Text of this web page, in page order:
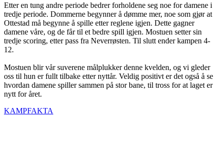
Etter en tung andre periode bedrer forholdene seg noe for damene i
tredje periode. Dommerne begynner å dømme mer, noe som gjør at
Ottestad må begynne å spille etter reglene igjen. Dette gagner
damene våre, og de får til et bedre spill igjen. Mostuen setter sin
tredje scoring, etter pass fra Neverrøsten. Til slutt ender kampen 4-
12.
Mostuen blir vår suverene målplukker denne kvelden, og vi gleder
oss til hun er fullt tilbake etter nyttår. Veldig positivt er det også å se
hvordan damene spiller sammen på stor bane, til tross for at laget er
nytt for året.
KAMPFAKTA